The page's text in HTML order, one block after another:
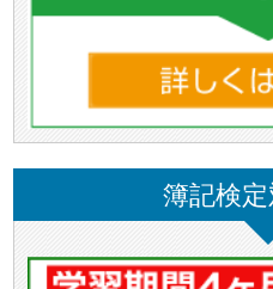
簿記検